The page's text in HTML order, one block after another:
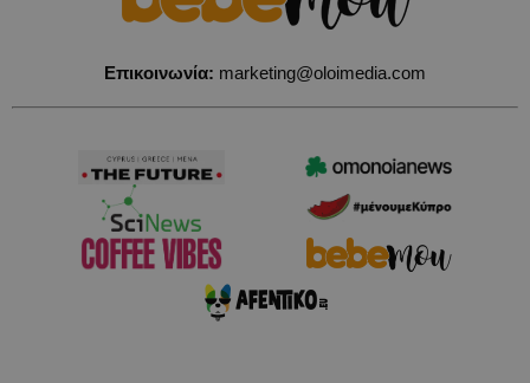
Επικοινωνία: marketing@oloimedia.com